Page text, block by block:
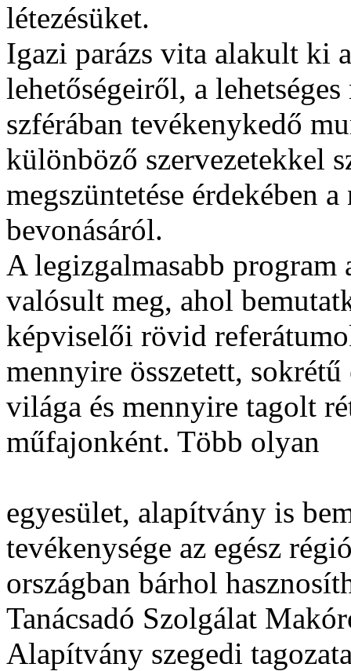
létezésüket.
Igazi parázs vita alakult ki
lehetőségeiről, a
szférában tevékenykedő
különböző szervezetekkel
megszüntetése érdekében
bevonásáról.
A legizgalmasabb
valósult meg, ahol
képviselői rövid
mennyire összetett,
világa és mennyire tagolt
műfajonként. Több olyan
egyesület, alapítvány is
tevékenysége az egész
országban bárhol
Tanácsadó Szolgálat
Alapítvány szegedi